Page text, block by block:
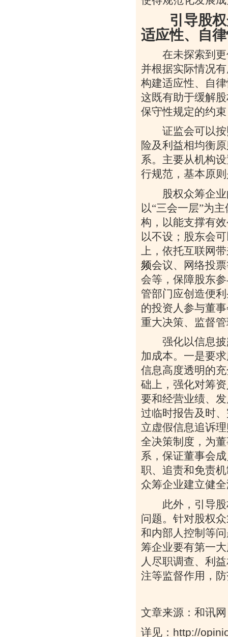
引导股权
适应性、自
在未探索到更
并根据实际情况
构建适应性、自
这既有助于缓解
保守性规定的约
证监会可以按
险及利益相均衡
系。主要从机构
行规范，基本原
股权众筹企业
以“三会一层”为
构，以能支撑有
以不设；股东会
上，依托互联网
频会议、网络投
会等，保障股东
管部门应创造便
的投资人参与董
重大决策、监督
强化以信息披
加成本。一是要
信息高度透明的
础上，强化对筹
要和经营业绩、
过临时报告及时
立虚假信息追诉
全决策制度，为
系，保证董事会
职、追责和免责
众筹企业建立健
此外，引导股
问题。针对股权
和内部人控制等
筹企业要有第一
人尽职调查、利
注等监督作用，
文章来源：和讯网
详见： http://